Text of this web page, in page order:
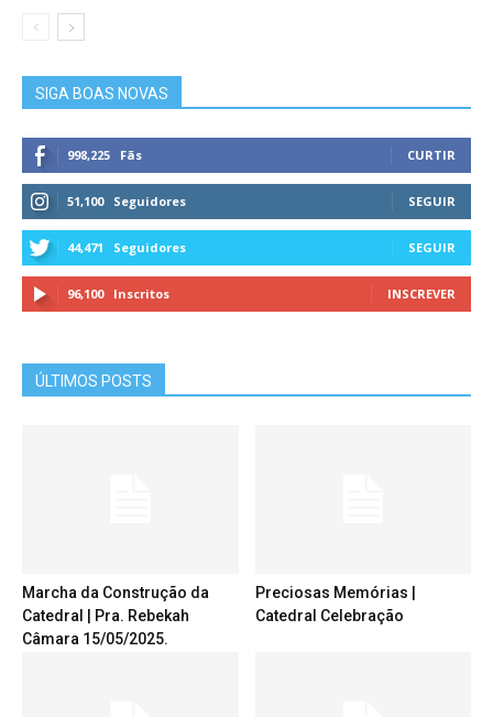
SIGA BOAS NOVAS
998,225 Fãs CURTIR
51,100 Seguidores SEGUIR
44,471 Seguidores SEGUIR
96,100 Inscritos INSCREVER
ÚLTIMOS POSTS
Marcha da Construção da
Catedral | Pra. Rebekah
Câmara 15/05/2025.
Preciosas Memórias |
Catedral Celebração